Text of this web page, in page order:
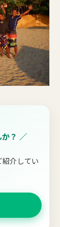
？ ／
介してい